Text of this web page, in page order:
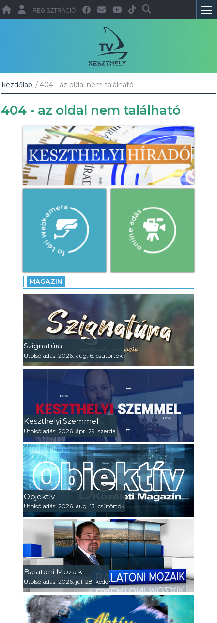
REGISZTRÁCIÓ
kezdőlap / 404 - az oldal nem található
404 - az oldal nem található
MAGAZIN
Szignatúra
Utolsó adás: 2026. aug. 6. csütörtök
Keszthelyi Szemmel
Utolsó adás: 2026. ápr. 29. szerda
Objektív
Utolsó adás: 2026. aug. 13. csütörtök
Balatoni Mozaik
Utolsó adás: 2026. júl. 28. kedd